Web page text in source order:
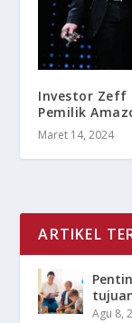
Investor Zeff
Pemilik
Maret 14, 2024
ARTIKEL
Agu 8,